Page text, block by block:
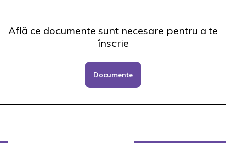
Află ce documente sunt necesare pentru a te
înscrie
Documente